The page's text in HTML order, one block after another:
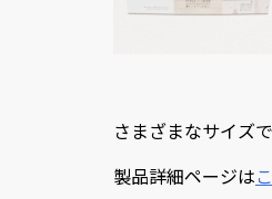
さまざまなサイズ
製品詳細ページは